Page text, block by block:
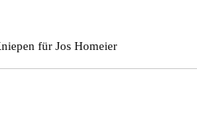
für Jos Homeier